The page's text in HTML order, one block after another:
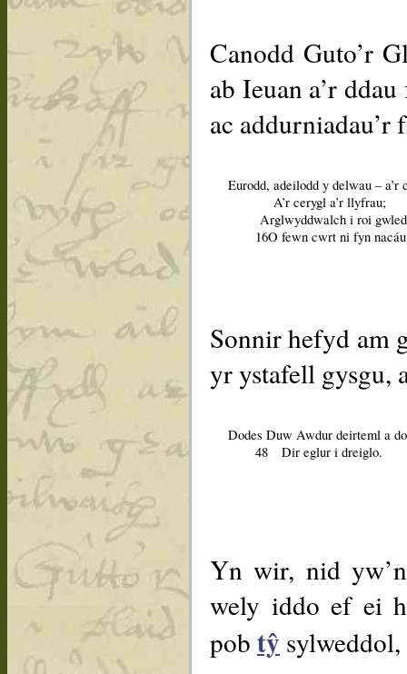
Canodd Guto’r
ab Ieuan a’r
ac addurniadau’r
Eurodd, adeilodd y delwau – a’r
A’r cerygl a’r llyfrau;
Arglwyddwalch i roi
16O fewn cwrt ni fyn
Sonnir hefyd am
yr ystafell gysgu,
Dodes Duw Awdur deirteml a
48
Dir eglur i dreiglo.
Yn wir, nid
wely iddo ef ei
pob tŷ